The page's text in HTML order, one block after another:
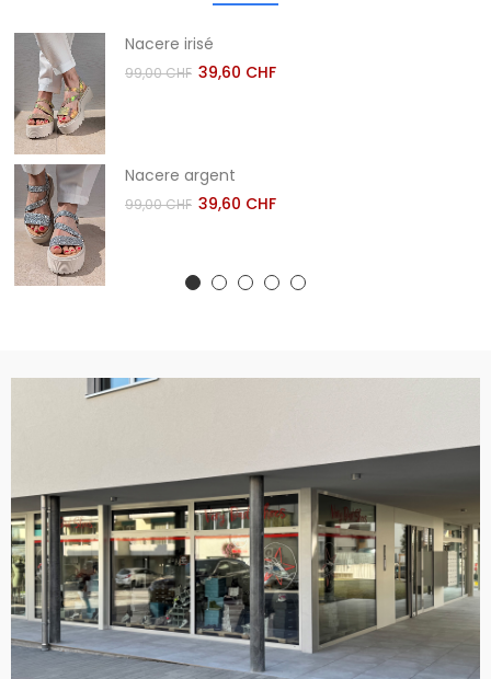
Nacere irisé
99,00 CHF 39,60 CHF
Nacere argent
99,00 CHF 39,60 CHF